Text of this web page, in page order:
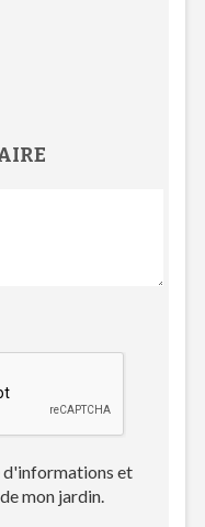
d'informations et
mon jardin.